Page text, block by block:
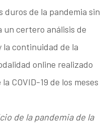
duros de la pandemia sin
un certero análisis de
la continuidad de la
online realizado
COVID-19 de los meses
de la pandemia de la